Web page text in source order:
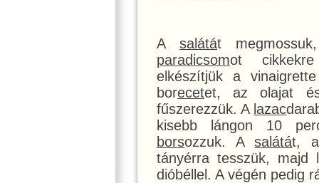
A salátát
paradicsomot
elkészítjük a
borecetet, az olajat
fűszerezzük. A lazac
kisebb lángon 10
borsozzuk. Asalátát,
tányérra tesszük, majd
dióbéllel. A végén pedig